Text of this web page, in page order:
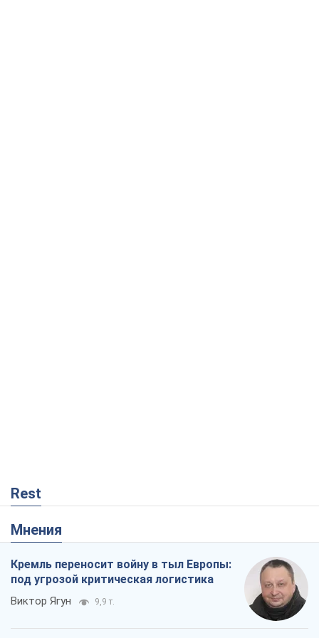
Rest
Мнения
Кремль переносит войну в тыл Европы:
под угрозой критическая логистика
Виктор Ягун 9,9 т.